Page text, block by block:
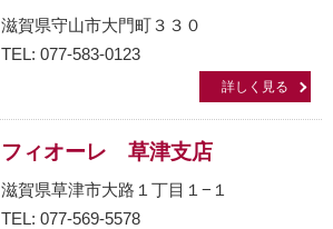
滋賀県守山市大門町３３０
TEL: 077-583-0123
詳しく見る
フィオーレ 草津支店
滋賀県草津市大路１丁目１−１
TEL: 077-569-5578